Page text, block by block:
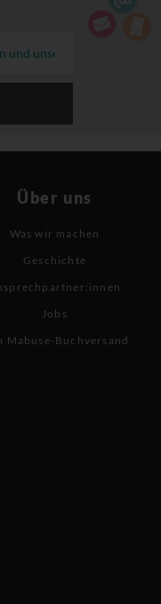
Über uns
Was wir machen
Geschichte
Jobs
Mabuse-Buchversand